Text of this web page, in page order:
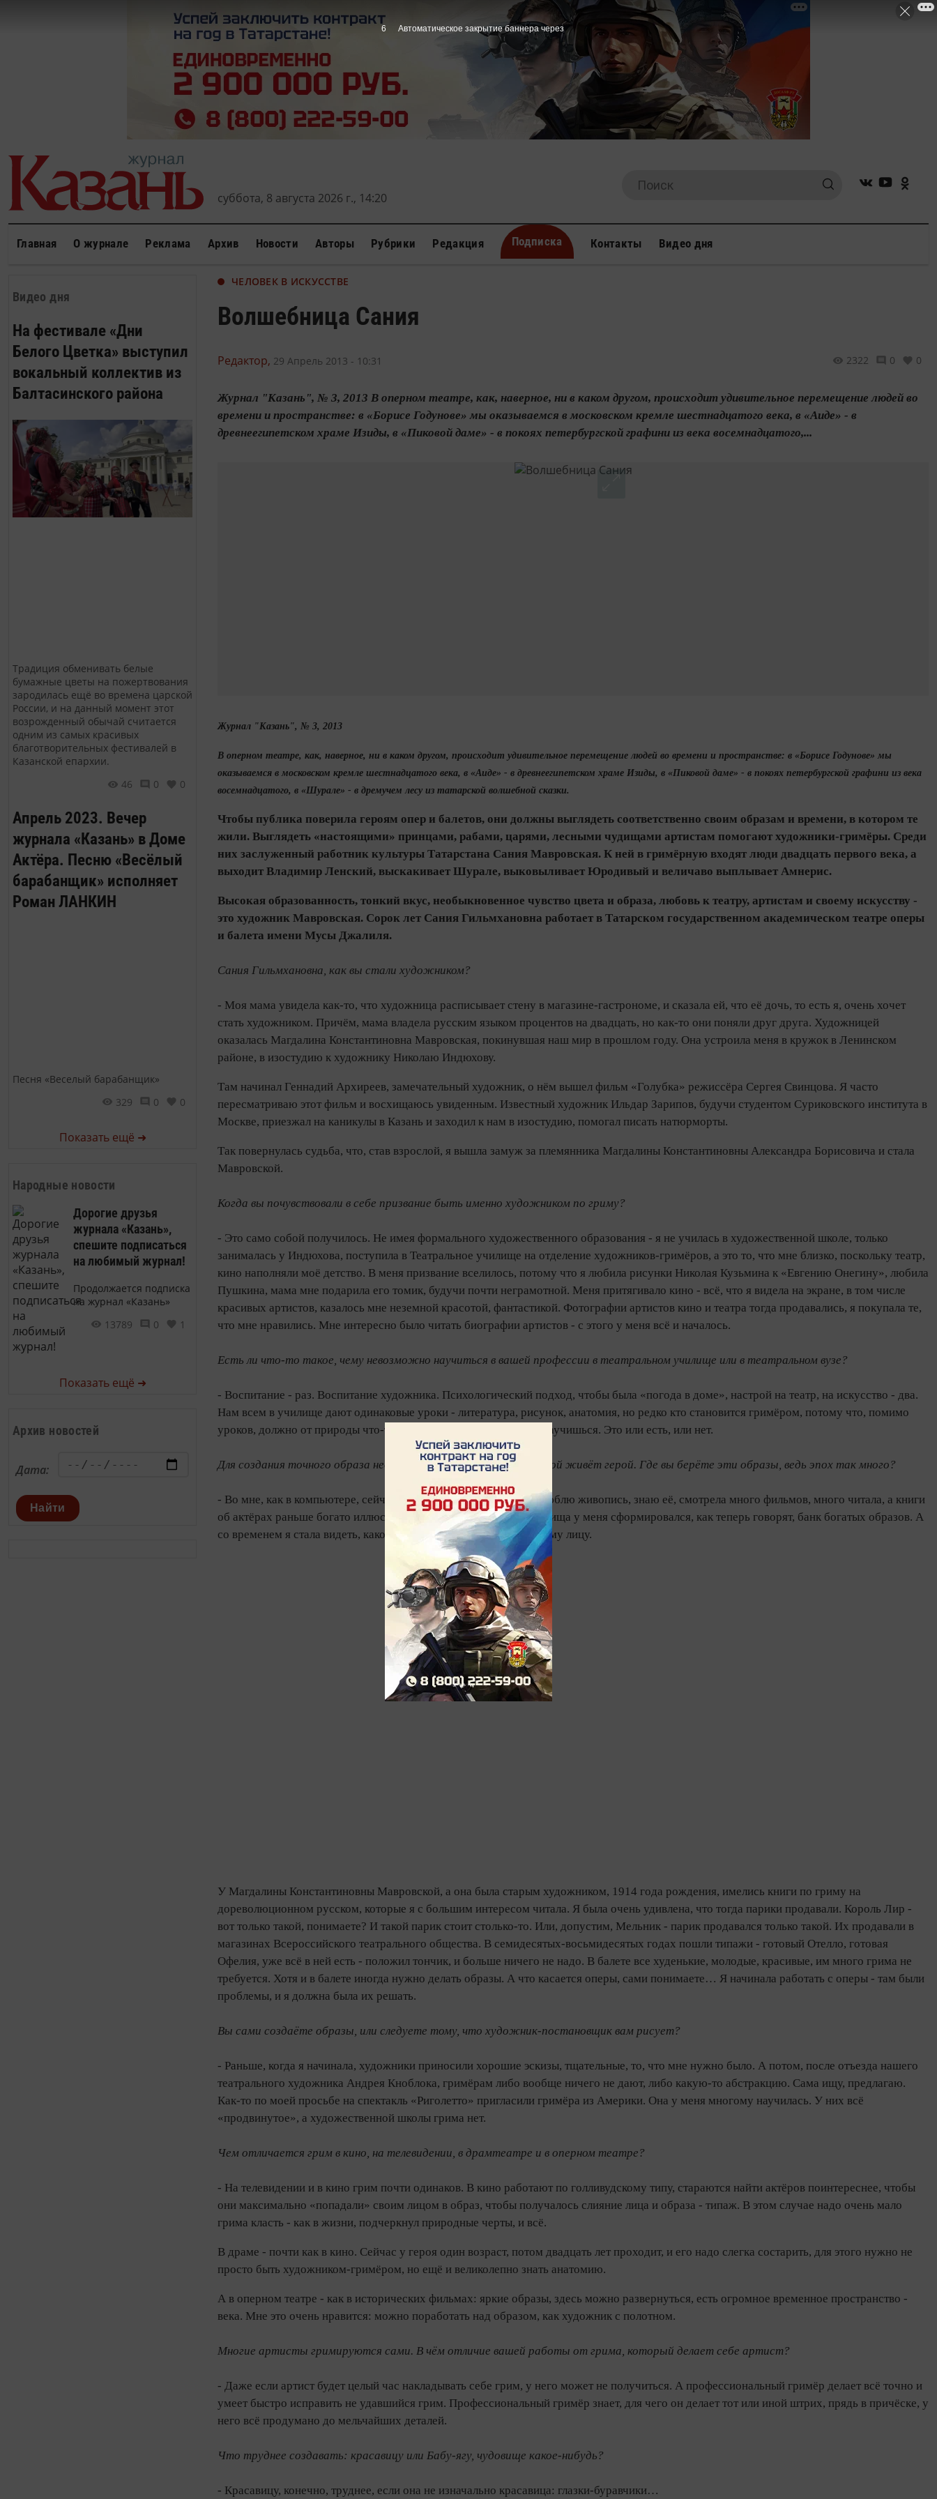
суббота, 8 августа 2026 г., 14:20
Главная О журнале Реклама Архив Новости Авторы Рубрики Редакция Подписка Контакты Видео дня
Видео дня
На фестивале «Дни
Белого Цветка» выступил
вокальный коллектив из
Балтасинского района
Традиция обменивать белые
бумажные цветы на пожертвования
зародилась ещё во времена царской
России, и на данный момент этот
возрожденный обычай считается
одним из самых красивых
благотворительных фестивалей в
Казанской епархии.
46
0 0
Апрель 2023. Вечер
журнала «Казань» в Доме
Актёра. Песню «Весёлый
барабанщик» исполняет
Роман ЛАНКИН
Песня «Веселый барабанщик»
329
0 0
Показать ещё ➜
Народные новости
Дорогие друзья
журнала «Казань»,
спешите подписаться
на любимый журнал!
Продолжается подписка
на журнал «Казань»
13789
0 1
Показать ещё ➜
Архив новостей
Дата:
Найти
ЧЕЛОВЕК В ИСКУССТВЕ
Волшебница Сания
Редактор, 29 Апрель 2013 - 10:31 2322 0 0
Журнал "Казань", № 3, 2013 В оперном театре, как, наверное, ни в каком другом, происходит удивительное перемещение людей во
времени и пространстве: в «Борисе Годунове» мы оказываемся в московском кремле шестнадцатого века, в «Аиде» - в
древнеегипетском храме Изиды, в «Пиковой даме» - в покоях петербургской графини из века восемнадцатого,...
Журнал "Казань", № 3, 2013
В оперном театре, как, наверное, ни в каком другом, происходит удивительное перемещение людей во времени и пространстве: в «Борисе Годунове» мы
оказываемся в московском кремле шестнадцатого века, в «Аиде» - в древнеегипетском храме Изиды, в «Пиковой даме» - в покоях петербургской графини из века
восемнадцатого, в «Шурале» - в дремучем лесу из татарской волшебной сказки.
Чтобы публика поверила героям опер и балетов, они должны выглядеть соответственно своим образам и времени, в котором те
жили. Выглядеть «настоящими» принцами, рабами, царями, лесными чудищами артистам помогают художники-гримёры. Среди
них заслуженный работник культуры Татарстана Сания Мавровская. К ней в гримёрную входят люди двадцать первого века, а
выходит Владимир Ленский, выскакивает Шурале, выковыливает Юродивый и величаво выплывает Амнерис.
Высокая образованность, тонкий вкус, необыкновенное чувство цвета и образа, любовь к театру, артистам и своему искусству -
это художник Мавровская. Сорок лет Сания Гильмхановна работает в Татарском государственном академическом театре оперы
и балета имени Мусы Джалиля.
Сания Гильмхановна, как вы стали художником?
- Моя мама увидела как-то, что художница расписывает стену в магазине‑гастрономе, и сказала ей, что её дочь, то есть я, очень хочет
стать художником. Причём, мама владела русским языком процентов на двадцать, но как-то они поняли друг друга. Художницей
оказалась Магдалина Константиновна Мавровская, покинувшая наш мир в прошлом году. Она устроила меня в кружок в Ленинском
районе, в изостудию к художнику Николаю Индюхову.
Там начинал Геннадий Архиреев, замечательный художник, о нём вышел фильм «Голубка» режиссёра Сергея Свинцова. Я часто
пересматриваю этот фильм и восхищаюсь увиденным. Известный художник Ильдар Зарипов, будучи студентом Суриковского института в
Москве, приезжал на каникулы в Казань и заходил к нам в изостудию, помогал писать натюрморты.
Так повернулась судьба, что, став взрослой, я вышла замуж за племянника Магдалины Константиновны Александра Борисовича и стала
Мавровской.
Когда вы почувствовали в себе призвание быть именно художником по гриму?
- Это само собой получилось. Не имея формального художественного образования - я не училась в художественной школе, только
занималась у Индюхова, поступила в Театральное училище на отделение художников-гримёров, а это то, что мне близко, поскольку театр,
кино наполняли моё детство. В меня призвание вселилось, потому что я любила рисунки Николая Кузьмина к «Евгению Онегину», любила
Пушкина, мама мне подарила его томик, будучи почти неграмотной. Меня притягивало кино - всё, что я видела на экране, в том числе
красивых артистов, казалось мне неземной красотой, фантастикой. Фотографии артистов кино и театра тогда продавались, я покупала те,
что мне нравились. Мне интересно было читать биографии артистов - с этого у меня всё и началось.
Есть ли что-то такое, чему невозможно научиться в вашей профессии в театральном училище или в театральном вузе?
- Воспитание - раз. Воспитание художника. Психологический подход, чтобы была «погода в доме», настрой на театр, на искусство - два.
Нам всем в училище дают одинаковые уроки - литература, рисунок, анатомия, но редко кто становится гримёром, потому что, помимо
уроков, должно от природы что-то быть - дар свыше. Этому не научишься. Это или есть, или нет.
Для создания точного образа необходимо знание эпохи, в которой живёт герой. Где вы берёте эти образы, ведь эпох так много?
- Во мне, как в компьютере, сейчас всё уже заложено. Я очень люблю живопись, знаю её, смотрела много фильмов, много читала, а книги
об актёрах раньше богато иллюстрировались. К окончанию училища у меня сформировался, как теперь говорят, банк богатых образов. А
со временем я стала видеть, какой грим подходит к тому или иному лицу.
У Магдалины Константиновны Мавровской, а она была старым художником, 1914 года рождения, имелись книги по гриму на
дореволюционном русском, которые я с большим интересом читала. Я была очень удивлена, что тогда парики продавали. Король Лир -
вот только такой, понимаете? И такой парик стоит столько-то. Или, допустим, Мельник - парик продавался только такой. Их продавали в
магазинах Всероссийского театрального общества. В семидесятых‑вось­мидесятых годах пошли типажи - готовый Отелло, готовая
Офелия, уже всё в ней есть - положил тончик, и больше ничего не надо. В балете все худенькие, молодые, красивые, им много грима не
требуется. Хотя и в балете иногда нужно делать образы. А что касается оперы, сами понимаете… Я начинала работать с оперы - там были
проблемы, и я должна была их решать.
Вы сами создаёте образы, или следуете тому, что художник-постановщик вам рисует?
- Раньше, когда я начинала, художники приносили хорошие эскизы, тщательные, то, что мне нужно было. А потом, после отъезда нашего
театрального художника Андрея Кноблока, гримёрам либо вообще ничего не дают, либо какую-то абстракцию. Сама ищу, предлагаю.
Как-то по моей просьбе на спектакль «Риголетто» пригласили гримёра из Америки. Она у меня многому научилась. У них всё
«продвинутое», а художественной школы грима нет.
Чем отличается грим в кино, на телевидении, в драмтеатре и в оперном театре?
- На телевидении и в кино грим по­чти одинаков. В кино работают по голливудскому типу, стараются найти актёров поинтереснее, чтобы
они максимально «попадали» своим лицом в образ, чтобы получалось слияние лица и образа - типаж. В этом случае надо очень мало
грима класть - как в жизни, подчеркнул природные черты, и всё.
В драме - почти как в кино. Сейчас у героя один возраст, потом двадцать лет проходит, и его надо слегка состарить, для этого нужно не
просто быть художником‑гримёром, но ещё и великолепно знать анатомию.
А в оперном театре - как в исторических фильмах: яркие образы, здесь можно развернуться, есть огромное временное пространство -
века. Мне это очень нравится: можно поработать над образом, как художник с полотном.
Многие артисты гримируются сами. В чём отличие вашей работы от грима, который делает себе артист?
- Даже если артист будет целый час накладывать себе грим, у него может не получиться. А профессиональный гримёр делает всё точно и
умеет быстро исправить не удавшийся грим. Профессиональный гримёр знает, для чего он делает тот или иной штрих, прядь в причёске, у
него всё продумано до мельчайших деталей.
Что труднее создавать: красавицу или Бабу-ягу, чудовище какое-нибудь?
- Красавицу, конечно, труднее, если она не изначально красавица: глазки‑буравчики…
5 Автоматическое закрытие баннера через